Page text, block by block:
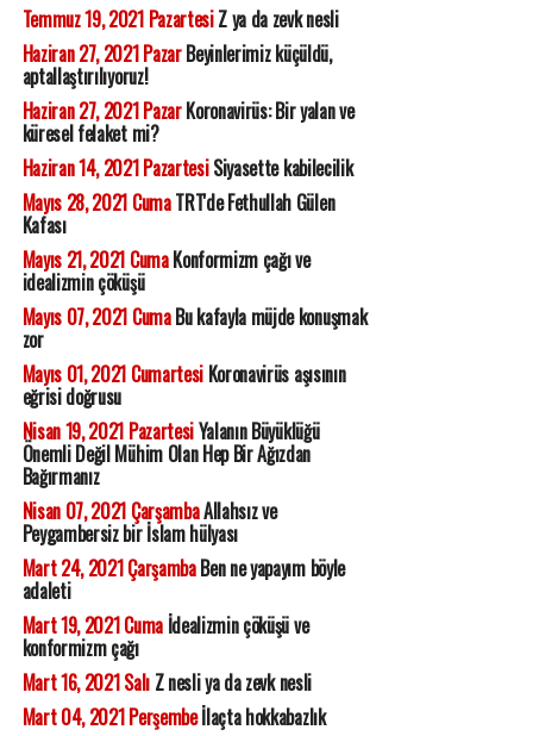
Temmuz 19, 2021 PazartesiZ ya da zevk nesli
Haziran 27, 2021 PazarBeyinlerimiz küçüldü,
aptallaştırılıyoruz!
Haziran 27, 2021 PazarKoronavirüs: Bir yalan ve
küresel felaket mi?
Haziran 14, 2021 PazartesiSiyasette kabilecilik
Mayıs 28, 2021 CumaTRT'de Fethullah Gülen
Kafası
Mayıs 21, 2021 CumaKonformizm çağı ve
idealizmin çöküşü
Mayıs 07, 2021 CumaBu kafayla müjde konuşmak
zor
Mayıs 01, 2021 CumartesiKoronavirüs aşısının
eğrisi doğrusu
Nisan 19, 2021 PazartesiYalanın Büyüklüğü
Önemli Değil Mühim Olan Hep Bir Ağızdan
Bağırmanız
Nisan 07, 2021 ÇarşambaAllahsız ve
Peygambersiz bir İslam hülyası
Mart 24, 2021 ÇarşambaBen ne yapayım böyle
adaleti
Mart 19, 2021 Cumaİdealizmin çöküşü ve
konformizm çağı
Mart 16, 2021 SalıZ nesli ya da zevk nesli
Mart 04, 2021 Perşembeİlaçta hokkabazlık